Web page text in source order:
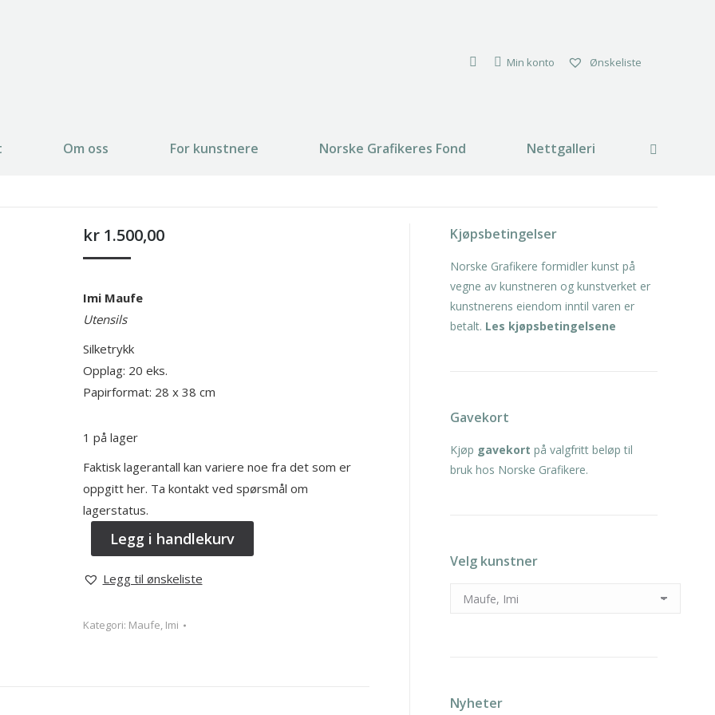
Min konto Ønskeliste
Om oss For kunstnere Norske Grafikeres Fond Nettgalleri Search:
kr1.500,00
Imi Maufe
Utensils
Silketrykk
Opplag: 20 eks.
Papirformat: 28 x 38 cm
1 på lager
Faktisk lagerantall kan variere noe fra det som er
oppgitt her. Ta kontakt ved spørsmål om
lagerstatus.
Legg i handlekurv
Legg til ønskeliste
Kategori: Maufe, Imi
Kjøpsbetingelser
Norske Grafikere formidler kunst på
vegne av kunstneren og kunstverket er
kunstnerens eiendom inntil varen er
betalt. Les kjøpsbetingelsene
Gavekort
Kjøp gavekort på valgfritt beløp til
bruk hos Norske Grafikere.
Velg kunstner
Nyheter